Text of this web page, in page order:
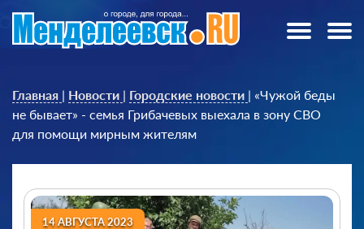
Главная | Новости | Городские новости | «Чужой беды
не бывает» - семья Грибачевых выехала в зону СВО
для помощи мирным жителям
14 АВГУСТА 2023